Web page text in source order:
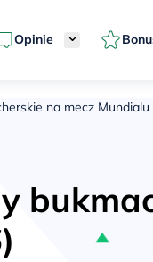
Opinie
na mecz Mundialu